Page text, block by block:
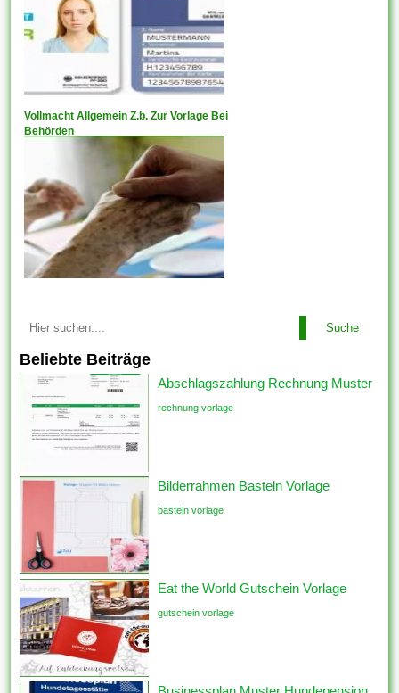
Vollmacht Allgemein Z.b. Zur Vorlage Bei
Behörden
Suche
Beliebte Beiträge
Abschlagszahlung Rechnung Muster
rechnung vorlage
Bilderrahmen Basteln Vorlage
basteln vorlage
Eat the World Gutschein Vorlage
gutschein vorlage